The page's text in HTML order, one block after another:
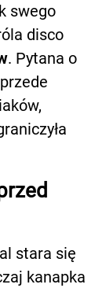
swego
disco
. Pytana o
stara się
kanapka